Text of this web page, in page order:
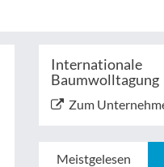
Internationale
Baumwolltagung
Zum
Meistgelesen